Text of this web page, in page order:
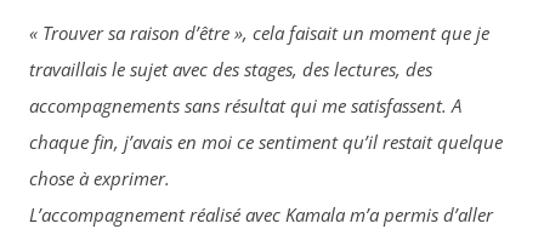
« Trouver sa raison d’être », cela faisait un moment que je
travaillais le sujet avec des stages, des lectures, des
accompagnements sans résultat qui me satisfassent. A
chaque fin, j’avais en moi ce sentiment qu’il restait quelque
chose à exprimer.
L’accompagnement réalisé avec Kamala m’a permis d’aller